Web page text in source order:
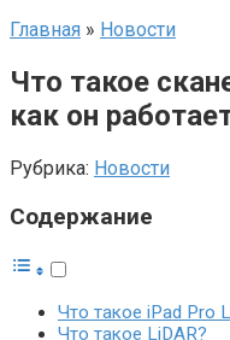
Главная » Новости
Что такое
как он
Рубрика: Новости
Содержание
Что такое iPad Pro
Что такое LiDAR?